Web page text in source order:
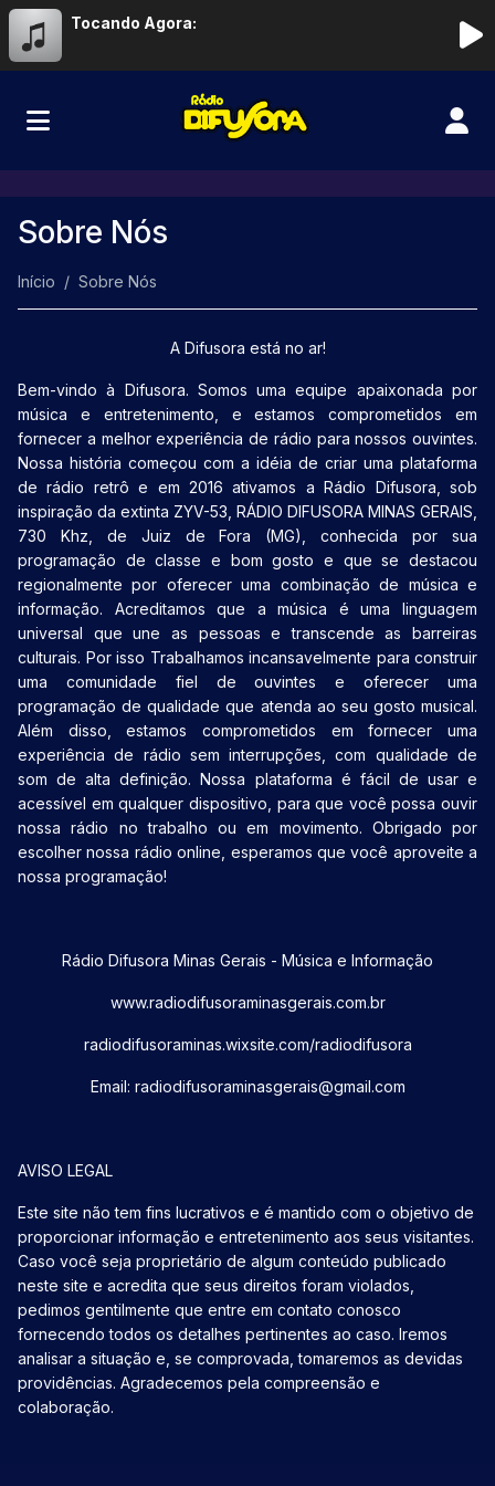
Tocando Agora:
Sobre Nós
Início Sobre Nós
A Difusora está no ar!
Bem-vindo à Difusora. Somos uma equipe apaixonada por
música e entretenimento, e estamos comprometidos em
fornecer a melhor experiência de rádio para nossos ouvintes.
Nossa história começou com a idéia de criar uma plataforma
de rádio retrô e em 2016 ativamos a Rádio Difusora, sob
inspiração da extinta ZYV-53, RÁDIO DIFUSORA MINAS GERAIS,
730 Khz, de Juiz de Fora (MG), conhecida por sua
programação de classe e bom gosto e que se destacou
regionalmente por oferecer uma combinação de música e
informação. Acreditamos que a música é uma linguagem
universal que une as pessoas e transcende as barreiras
culturais. Por isso Trabalhamos incansavelmente para construir
uma comunidade fiel de ouvintes e oferecer uma
programação de qualidade que atenda ao seu gosto musical.
Além disso, estamos comprometidos em fornecer uma
experiência de rádio sem interrupções, com qualidade de
som de alta definição. Nossa plataforma é fácil de usar e
acessível em qualquer dispositivo, para que você possa ouvir
nossa rádio no trabalho ou em movimento. Obrigado por
escolher nossa rádio online, esperamos que você aproveite a
nossa programação!
Rádio Difusora Minas Gerais - Música e Informação
www.radiodifusoraminasgerais.com.br
radiodifusoraminas.wixsite.com/radiodifusora
Email: radiodifusoraminasgerais@gmail.com
AVISO LEGAL
Este site não tem fins lucrativos e é mantido com o objetivo de
proporcionar informação e entretenimento aos seus visitantes.
Caso você seja proprietário de algum conteúdo publicado
neste site e acredita que seus direitos foram violados,
pedimos gentilmente que entre em contato conosco
fornecendo todos os detalhes pertinentes ao caso. Iremos
analisar a situação e, se comprovada, tomaremos as devidas
providências. Agradecemos pela compreensão e
colaboração.